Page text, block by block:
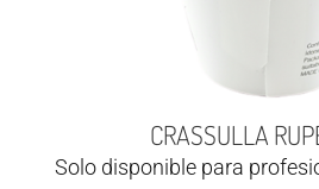
CRASSULLA
Solo disponible para